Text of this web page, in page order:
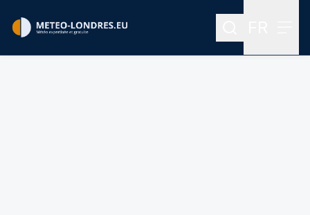
Rechercher